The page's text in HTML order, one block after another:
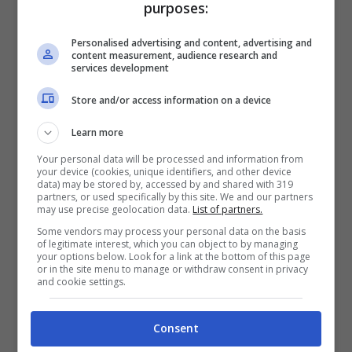
epatite/aumento delle transaminasi e
polmonite. Altre complicanze segnalate
includono casi di cheratocongiuntivite,
diarrea, insufficienza respiratoria,
stomatite, trombocitopenia,
laringotracheobronchite, otite, e
convulsioni. Sono stati segnalati tre casi di
encefalite, rispettivamente in due adulti e
in un preadolescente, tutti non vaccinati.
Il contesto principale di trasmissione nei
primi sei mesi del 2025 è stato quello
familiare, seguito da ambienti sanitari e
purposes:
Personalised advertising and content, advertising and
content measurement, audience research and
services development
Store and/or access information on a device
Learn more
Your personal data will be processed and information from
your device (cookies, unique identifiers, and other device
data) may be stored by, accessed by and shared with 319
partners, or used specifically by this site. We and our partners
may use precise geolocation data. List of partners.
Some vendors may process your personal data on the basis
of legitimate interest, which you can object to by managing
your options below. Look for a link at the bottom of this page
or in the site menu to manage or withdraw consent in privacy
and cookie settings.
Consent